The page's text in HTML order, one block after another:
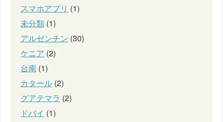
スマホアプリ (1)
未分類 (1)
アルゼンチン (30)
ケニア (2)
台南 (1)
カタール (2)
グアテマラ (2)
ドバイ (1)